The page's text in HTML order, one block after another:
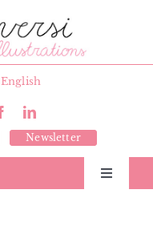
English
Newsletter
Toggle